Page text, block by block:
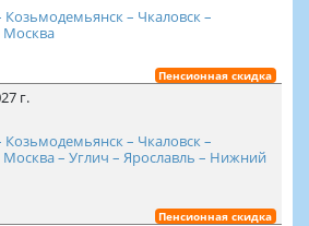
– Чкаловск –
Москва
Пенсионная скидка
г.
– Чкаловск –
Москва – Углич – Ярославль – Нижний
Пенсионная скидка